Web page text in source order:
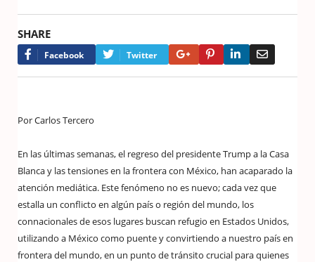
SHARE
Facebook Twitter Google+PinterestLinkedIn
Por Carlos Tercero
En las últimas semanas, el regreso del presidente Trump a la Casa
Blanca y las tensiones en la frontera con México, han acaparado la
atención mediática. Este fenómeno no es nuevo; cada vez que
estalla un conflicto en algún país o región del mundo, los
connacionales de esos lugares buscan refugio en Estados Unidos,
utilizando a México como puente y convirtiendo a nuestro país en
frontera del mundo, en un punto de tránsito crucial para quienes